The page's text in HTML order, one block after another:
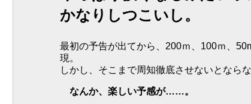
かなりしつこいし。
最初の予告が出てから、200ｍ、100ｍ、
現。
しかし、そこまで周知徹底させないとなら
なんか、楽しい予感が……。